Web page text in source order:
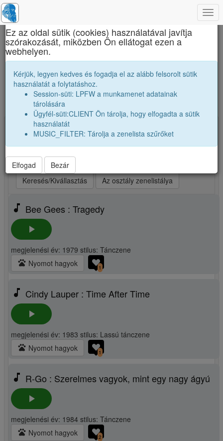
Brassai Sámuel Líceum
A mi osztályunk zenetoplistája. Ezeket
számokat szívesen hallgatjuk.
Új zene, vagy kedvenceim kiválasztása
Kiválasztva: 25 Indítsd a lejátszót! (max 25)
Legjobb szám elsőnek Legjobb szám utoljára
Véletlenszerüen
Keresés/Kivállasztás
Az osztály zenelistálya
music_note Bee Gees : Tragedy
play_arrow
megjelenési év: 1979 stilus: Tánczene
pets Nyomot hagyok 1
music_note Cindy Lauper : Time After Time
play_arrow
megjelenési év: 1983 stilus: Lassú tánczene
pets Nyomot hagyok 1
music_note R-Go : Szerelmes vagyok, mint egy nagy ágyú
play_arrow
megjelenési év: 1984 stilus: Tánczene
pets Nyomot hagyok 2
×
Ez az oldal sütik (cookies) használatával javítja
szórakozását, miközben Ön ellátogat ezen a
webhelyen.
Kérjük, legyen kedves és fogadja el az alább felsorolt sütik
használatát a folytatáshoz.
Session-süti: LPFW a munkamenet adatainak
tárolására
Ügyfél-süti:CLIENT Ön tárolja, hogy elfogadta a sütik
használatát
MUSIC_FILTER: Tárolja a zenelista szűrőket
Elfogad Bezár